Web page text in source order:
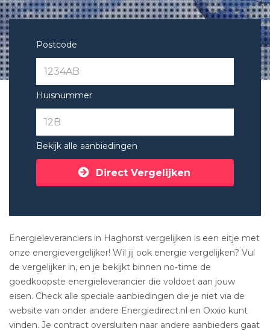
Postcode
Huisnummer
Bekijk alle aanbiedingen
Direct Vergelijken
Energieleveranciers in Haghorst vergelijken is een eitje met
onze energievergelijker! Wil jij ook energie vergelijken? Vul
de vergelijker in, en je bekijkt binnen no-time de
goedkoopste energieleverancier die voldoet aan jouw
eisen. Check alle speciale aanbiedingen die je niet via de
website van onder andere Energiedirect.nl en Oxxio kunt
vinden. Je contract oversluiten naar andere aanbieders gaat